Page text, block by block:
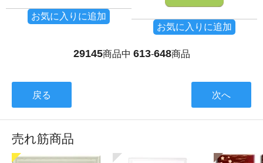
お気に入りに追加
お気に入りに追加
29145商品中 613-648商品
戻る 次へ
売れ筋商品